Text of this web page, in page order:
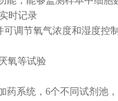
时记录
可调节氧气浓度和湿度控制
氧等试验
药系统，6个不同试剂池